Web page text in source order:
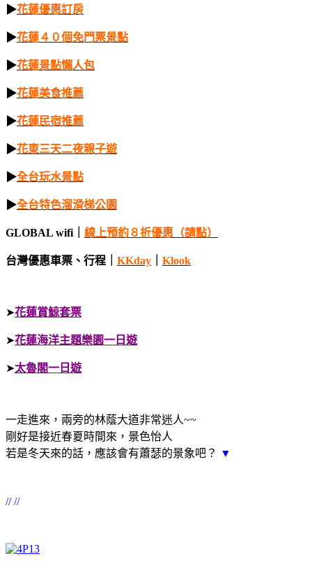
▶花蓮優惠訂房
▶花蓮４０個免門票景點
▶花蓮景點懶人包
▶花蓮美食推薦
▶花蓮民宿推薦
▶花東三天二夜親子遊
▶全台玩水景點
▶全台特色溜滑梯公園
GLOBAL wifi｜ 線上預約８折優惠（請點）
台灣優惠車票、行程｜ KKday Klook
➤花蓮賞鯨套票
➤花蓮海洋主題樂園一日遊
➤太魯閣一日遊
一走進來，兩旁的林蔭大道非常迷人~~
剛好是接近春夏時間來，景色怡人
若是冬天來的話，應該會有蕭瑟的景象吧？
▼
// //